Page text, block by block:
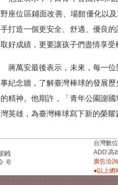
野座位區鋪面改善、場館優化以
手打造一個更安全、舒適、優良
取好成績，更要讓孩子們盡情享
蔣萬安最後表示，未來，每一位
事紀念牆，了解臺灣棒球的發展
的精神。他期許，「青年公園謝
灣英雄，為臺灣棒球寫下新的榮耀
台灣數
ADD:高
廣告洽
●以上網